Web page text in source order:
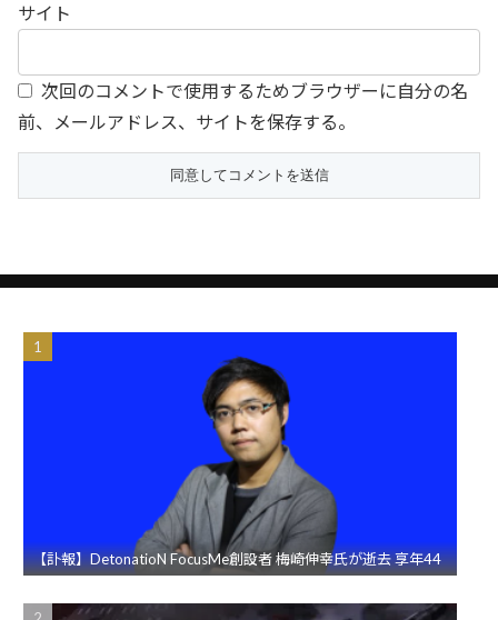
サイト
次回のコメントで使用するためブラウザーに自分の名
前、メールアドレス、サイトを保存する。
【訃報】DetonatioN FocusMe創設者 梅崎伸幸氏が逝去 享年44